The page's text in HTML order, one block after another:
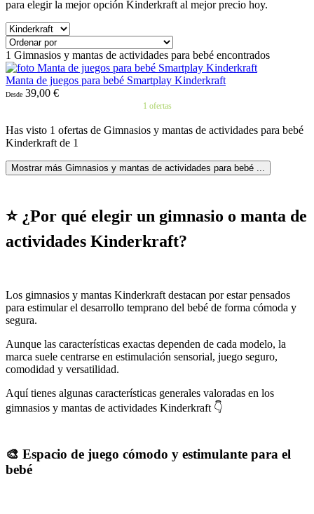
para elegir la mejor opción Kinderkraft al mejor precio hoy.
1 Gimnasios y mantas de actividades para bebé encontrados
Manta de juegos para bebé Smartplay Kinderkraft
Desde 39,00 €
1 ofertas
Has visto 1 ofertas de Gimnasios y mantas de actividades para bebé
Kinderkraft de 1
Mostrar más Gimnasios y mantas de actividades para bebé ...
⭐ ¿Por qué elegir un gimnasio o manta de
actividades Kinderkraft?
Los gimnasios y mantas Kinderkraft destacan por estar pensados
para estimular el desarrollo temprano del bebé de forma cómoda y
segura.
Aunque las características exactas dependen de cada modelo, la
marca suele centrarse en estimulación sensorial, juego seguro,
comodidad y versatilidad.
Aquí tienes algunas características generales valoradas en los
gimnasios y mantas de actividades Kinderkraft 👇
🎨 Espacio de juego cómodo y estimulante para el
bebé